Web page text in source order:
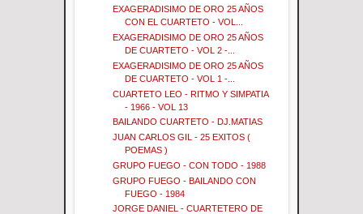
EXAGERADISIMO DE ORO 25 AÑOS
CON EL CUARTETO - VOL...
EXAGERADISIMO DE ORO 25 AÑOS
DE CUARTETO - VOL 2 -...
EXAGERADISIMO DE ORO 25 AÑOS
DE CUARTETO - VOL 1 -...
CUARTETO LEO - RITMO Y SIMPATIA
- 1966 - VOL 13
BAILANDO CUARTETO - DJ.MATIAS
JUAN CARLOS GIL - 25 EXITOS (
POEMAS )
GRUPO FUEGO - CON TODO - 1988
GRUPO FUEGO - BAILANDO CON
FUEGO - 1984
JORGE DANIEL - CUARTETERO DE